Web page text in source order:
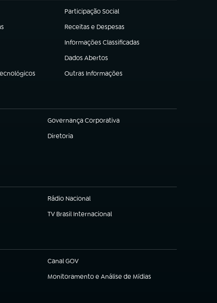
Participação Social
(abre em nova aba)
Receitas e Despesas
(abre em nova aba)
Informações Classificadas
(abre em nova aba)
Dados Abertos
(abre em nova aba)
Outras Informações
(abre em nova aba)
Governança Corporativa
(abre em nova aba)
Diretoria
(abre em nova aba)
Rádio Nacional
(abre em nova aba)
TV Brasil Internacional
(abre em nova aba)
Canal GOV
(abre em nova aba)
Monitoramento e Análise de Mídias
(abre em nova aba)